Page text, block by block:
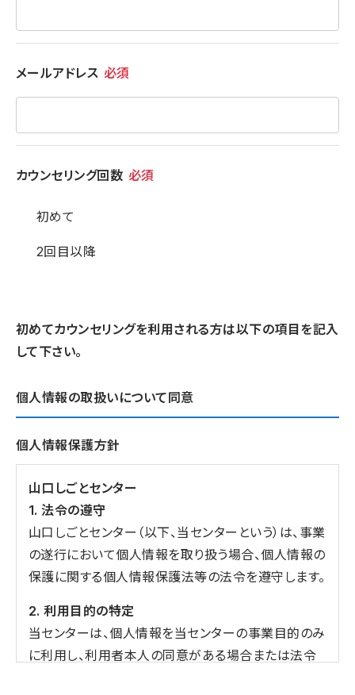
メールアドレス 必須
カウンセリング回数 必須
初めて
2回目以降
初めてカウンセリングを利用される方は以下の項目を記入
して下さい。
個人情報の取扱いについて同意
個人情報保護方針
山口しごとセンター
1. 法令の遵守
山口しごとセンター（以下、当センターという）は、事業
の遂行において個人情報を取り扱う場合、個人情報の
保護に関する個人情報保護法等の法令を遵守します。
2. 利用目的の特定
当センターは、個人情報を当センターの事業目的のみ
に利用し、利用者本人の同意がある場合または法令